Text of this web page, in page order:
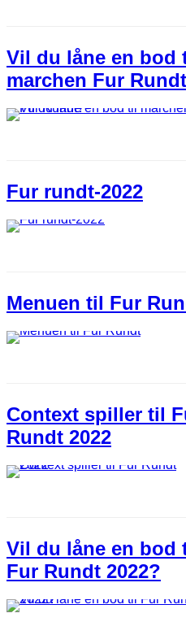
Vil du låne en bod
marchen Fur
Fur rundt-2022
Menuen til Fur
Context spiller til
Rundt 2022
Vil du låne en bod
Fur Rundt 2022?